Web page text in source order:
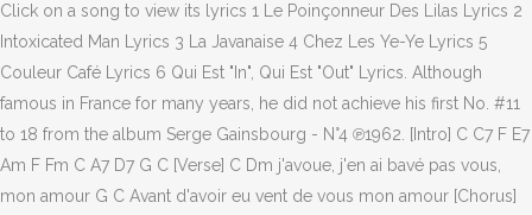
Click on a song to view its lyrics 1 Le Poinçonneur Des Lilas Lyrics 2
Intoxicated Man Lyrics 3 La Javanaise 4 Chez Les Ye-Ye Lyrics 5
Couleur Café Lyrics 6 Qui Est "In", Qui Est "Out" Lyrics. Although
famous in France for many years, he did not achieve his first No. #11
to 18 from the album Serge Gainsbourg - N°4 ℗1962. [Intro] C C7 F E7
Am F Fm C A7 D7 G C [Verse] C Dm j'avoue, j'en ai bavé pas vous,
mon amour G C Avant d'avoir eu vent de vous mon amour [Chorus]